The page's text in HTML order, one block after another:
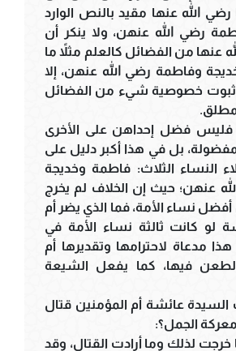
الله عنها مقيد بالنص الوارد
رضي الله عنهن، ولا ينكر أن
عنها من الفضائل كالعلم مثلاً ما
وفاطمة رضي الله عنهن، إلا
ثبوت خصوصية شيء من الفضائل
فضل إحداهن على الأخرى
بل في هذا أكبر دليل على
النساء الثلاث: فاطمة وخديجة
عنهن؛ حيث إن الخلاف لم يخرج
نساء الأمة، فما الذي يضر أم
لو كانت ثالثة نساء الأمة في
مدعاة لاحترامها وتقديرها أم
فيها، كما يفعل الشيعة
عائشة أم المؤمنين قتال
الجمل؟:
خرجت لذلك وما أرادت القتال، وقد